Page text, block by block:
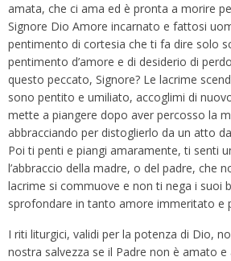
amata, che ci ama ed è pronta a morire
Signore Dio Amore incarnato e fattosi
pentimento di cortesia che ti fa dire solo
pentimento d’amore e di desiderio di
questo peccato, Signore? Le lacrime
sono pentito e umiliato, accoglimi di
mette a piangere dopo aver percosso la
abbracciando per distoglierlo da un atto
Poi ti penti e piangi amaramente, ti senti
l’abbraccio della madre, o del padre, che
lacrime si commuove e non ti nega i suoi
sprofondare in tanto amore immeritato e
I riti liturgici, validi per la potenza di Dio,
nostra salvezza se il Padre non è amato